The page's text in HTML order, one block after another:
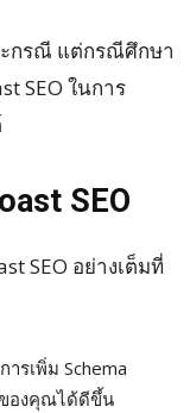
กรณี แต่กรณีศึกษา
SEO ในการ
SEO
SEO อย่างเต็มที่
ารเพิ่ม Schema
ของคุณได้ดีขึ้น